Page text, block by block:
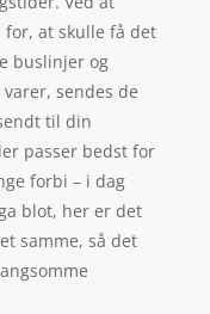
at skulle få det
buslinjer og
sendes de
til din
passer bedst for
forbi – i dag
blot, her er det
samme, så det